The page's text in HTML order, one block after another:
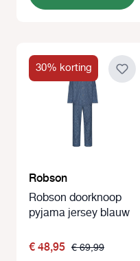
30% korting
Robson
Robson doorknoop
pyjama jersey blauw
€ 48,95 € 69,99